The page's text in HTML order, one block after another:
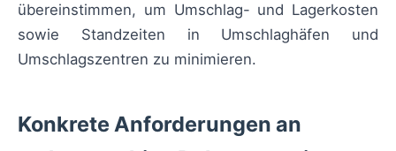
übereinstimmen, um Umschlag- und Lagerkosten
sowie Standzeiten in Umschlaghäfen und
Umschlagszentren zu minimieren.
Konkrete Anforderungen an